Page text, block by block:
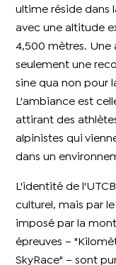
ultime réside dans
avec une altitude
4,500 mètres. Une
seulement une
sine qua non pour
L'ambiance est
attirant des
alpinistes qui
dans un
L'identité de
culturel, mais par
imposé par la
épreuves –
SkyRace" – sont